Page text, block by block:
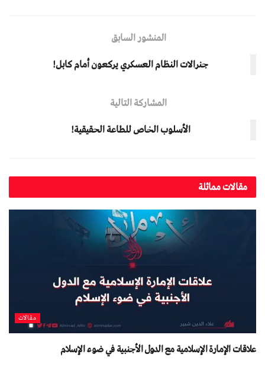
المنشور السابق
جنرالات النظام العسكري يركعون أمام كابل!
المشاركة التالية
الأسلوب الخاص للطاعة الحقيقية!
مقالات مماثلة
مقالات
علاقات الإمارة الإسلامية مع الدول الأجنبية في ضوء الإسلام